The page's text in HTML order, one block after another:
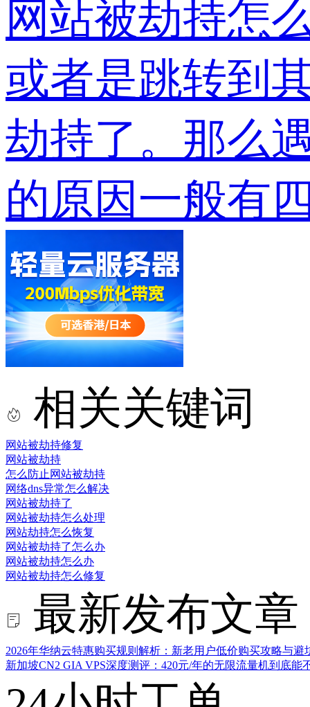
网站被劫持怎
或者是跳转到
劫持了。那么
的原因一般有
相关关键词
网站被劫持修复
网站被劫持
怎么防止网站被劫持
网络dns异常怎么解决
网站被劫持了
网站被劫持怎么处理
网站劫持怎么恢复
网站被劫持了怎么办
网站被劫持怎么办
网站被劫持怎么修复
最新发布文章
2026年华纳云特惠购买规则解析：新老用户低价购买攻略与避
新加坡CN2 GIA VPS深度测评：420元/年的无限流量机到底能